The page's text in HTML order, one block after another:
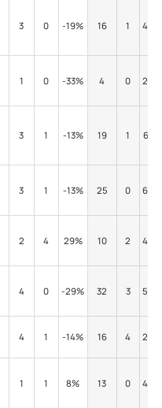
3 0 -19% 16 1 44%
1 0 -33% 4 0 25%
3 1 -13% 19 1 63%
3 1 -13% 25 0 60%
2 4 29% 10 2 40%
4 0 -29% 32 3 50%
4 1 -14% 16 4 25%
1 1 8% 13 0 46%